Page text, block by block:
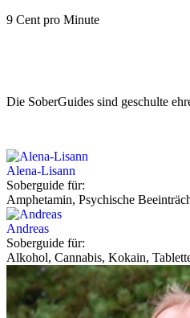
9 Cent pro Minute
Die SoberGuides sind geschulte
Alena-Lisann
Soberguide für:
Amphetamin, Psychische
Andreas
Soberguide für:
Alkohol, Cannabis, Kokain,